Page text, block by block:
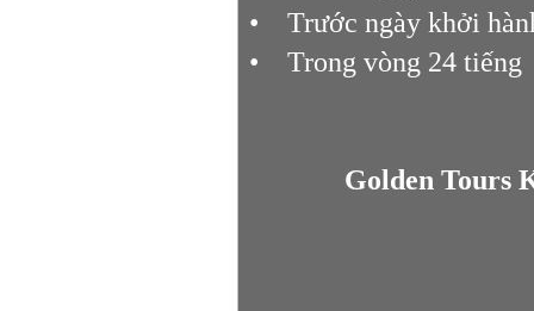
• Trước ngày khởi
• Trong vòng 24
Golden Tours